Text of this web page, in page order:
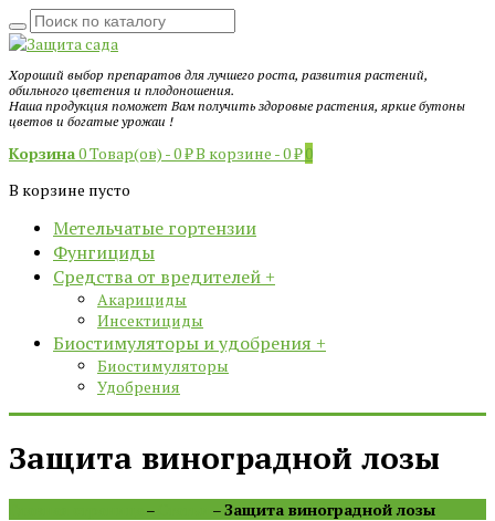
Хороший выбор препаратов для лучшего роста, развития растений,
обильного цветения и плодоношения.
Наша продукция поможет Вам получить здоровые растения, яркие бутоны
цветов и богатые урожаи !
Корзина0 Товар(ов) -0₽В корзине -0₽ 0
В корзине пусто
Метельчатые гортензии
Фунгициды
Средства от вредителей +
Акарициды
Инсектициды
Биостимуляторы и удобрения +
Биостимуляторы
Удобрения
Защита виноградной лозы
– –Защита виноградной лозы